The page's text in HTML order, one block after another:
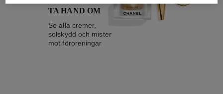
TA HAND OM
Se alla cremer,
solskydd och mister
mot föroreningar